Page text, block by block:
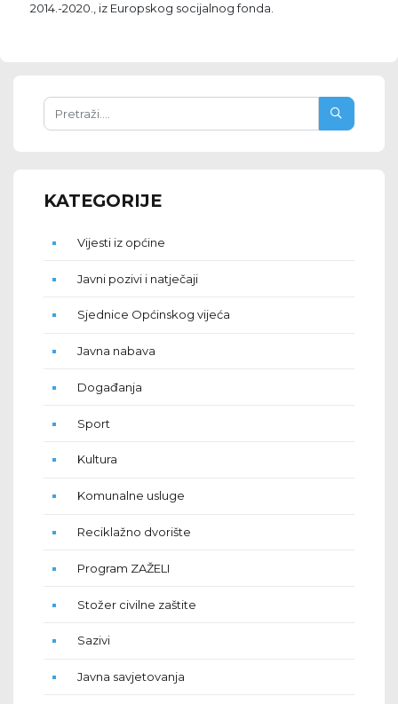
2014.-2020., iz Europskog socijalnog fonda.
KATEGORIJE
Vijesti iz općine
Javni pozivi i natječaji
Sjednice Općinskog vijeća
Javna nabava
Događanja
Sport
Kultura
Komunalne usluge
Reciklažno dvorište
Program ZAŽELI
Stožer civilne zaštite
Sazivi
Javna savjetovanja